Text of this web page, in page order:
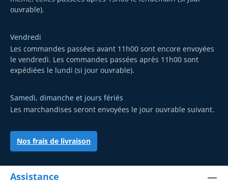
ouvrable).
Vendredi
Les commandes passées avant 11h00 sont encore envoyées
le vendredi. Les commandes passées après 11h00 sont
expédiées le lundi (si jour ouvrable).
Samedi, dimanche et jours fériés
Les marchandises seront envoyées le jour ouvrable suivant.
Nos frais de livraison
Assistance